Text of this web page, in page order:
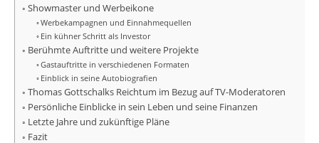
Showmaster und Werbeikone
Werbekampagnen und Einnahmequellen
Ein kühner Schritt als Investor
Berühmte Auftritte und weitere Projekte
Gastauftritte in verschiedenen Formaten
Einblick in seine Autobiografien
Thomas Gottschalks Reichtum im Bezug auf TV-Moderatoren
Persönliche Einblicke in sein Leben und seine Finanzen
Letzte Jahre und zukünftige Pläne
Fazit